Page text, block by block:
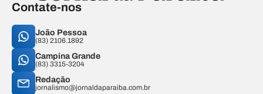
Contate-nos
João Pessoa
(83) 2106.1892
Campina Grande
(83) 3315-3204
Redação
jornalismo@jornaldaparaiba.com.br